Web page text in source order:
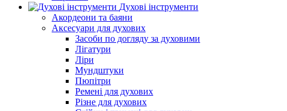
Духові інструменти
Акордеони та баяни
Аксесуари для духових
Засоби по догляду за духовими
Лігатури
Ліри
Мундштуки
Пюпітри
Ремені для духових
Різне для духових